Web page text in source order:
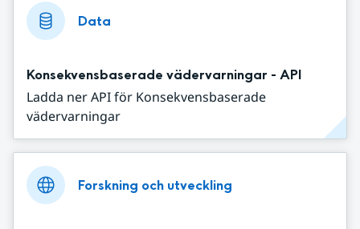
Data
Konsekvensbaserade vädervarningar - API
Ladda ner API för Konsekvensbaserade
vädervarningar
Forskning och utveckling